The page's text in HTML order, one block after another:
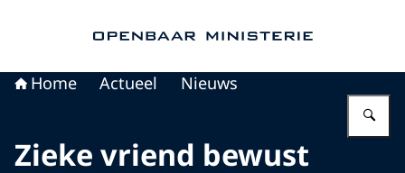
Home Actueel Nieuws
Zieke vriend bewust